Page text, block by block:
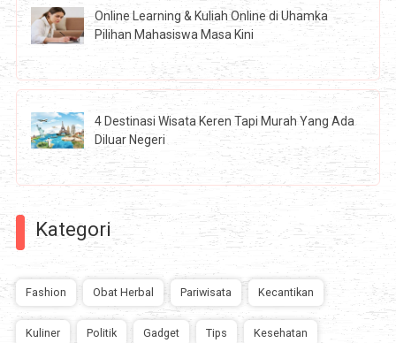
Online Learning & Kuliah Online di Uhamka
Pilihan Mahasiswa Masa Kini
4 Destinasi Wisata Keren Tapi Murah Yang Ada
Diluar Negeri
Kategori
Fashion Obat Herbal Pariwisata Kecantikan
Kuliner Politik Gadget Tips Kesehatan